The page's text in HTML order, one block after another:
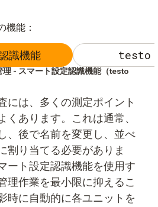
機能：
識機能 testo
理 - スマート設定認識機能（testo
には、多くの測定ポイント
くあります。これは通常、
、後で名前を変更し、並べ
割り当てる必要がありま
ート設定認識機能を使用す
理作業を最小限に抑えるこ
時に自動的に各ユニットを